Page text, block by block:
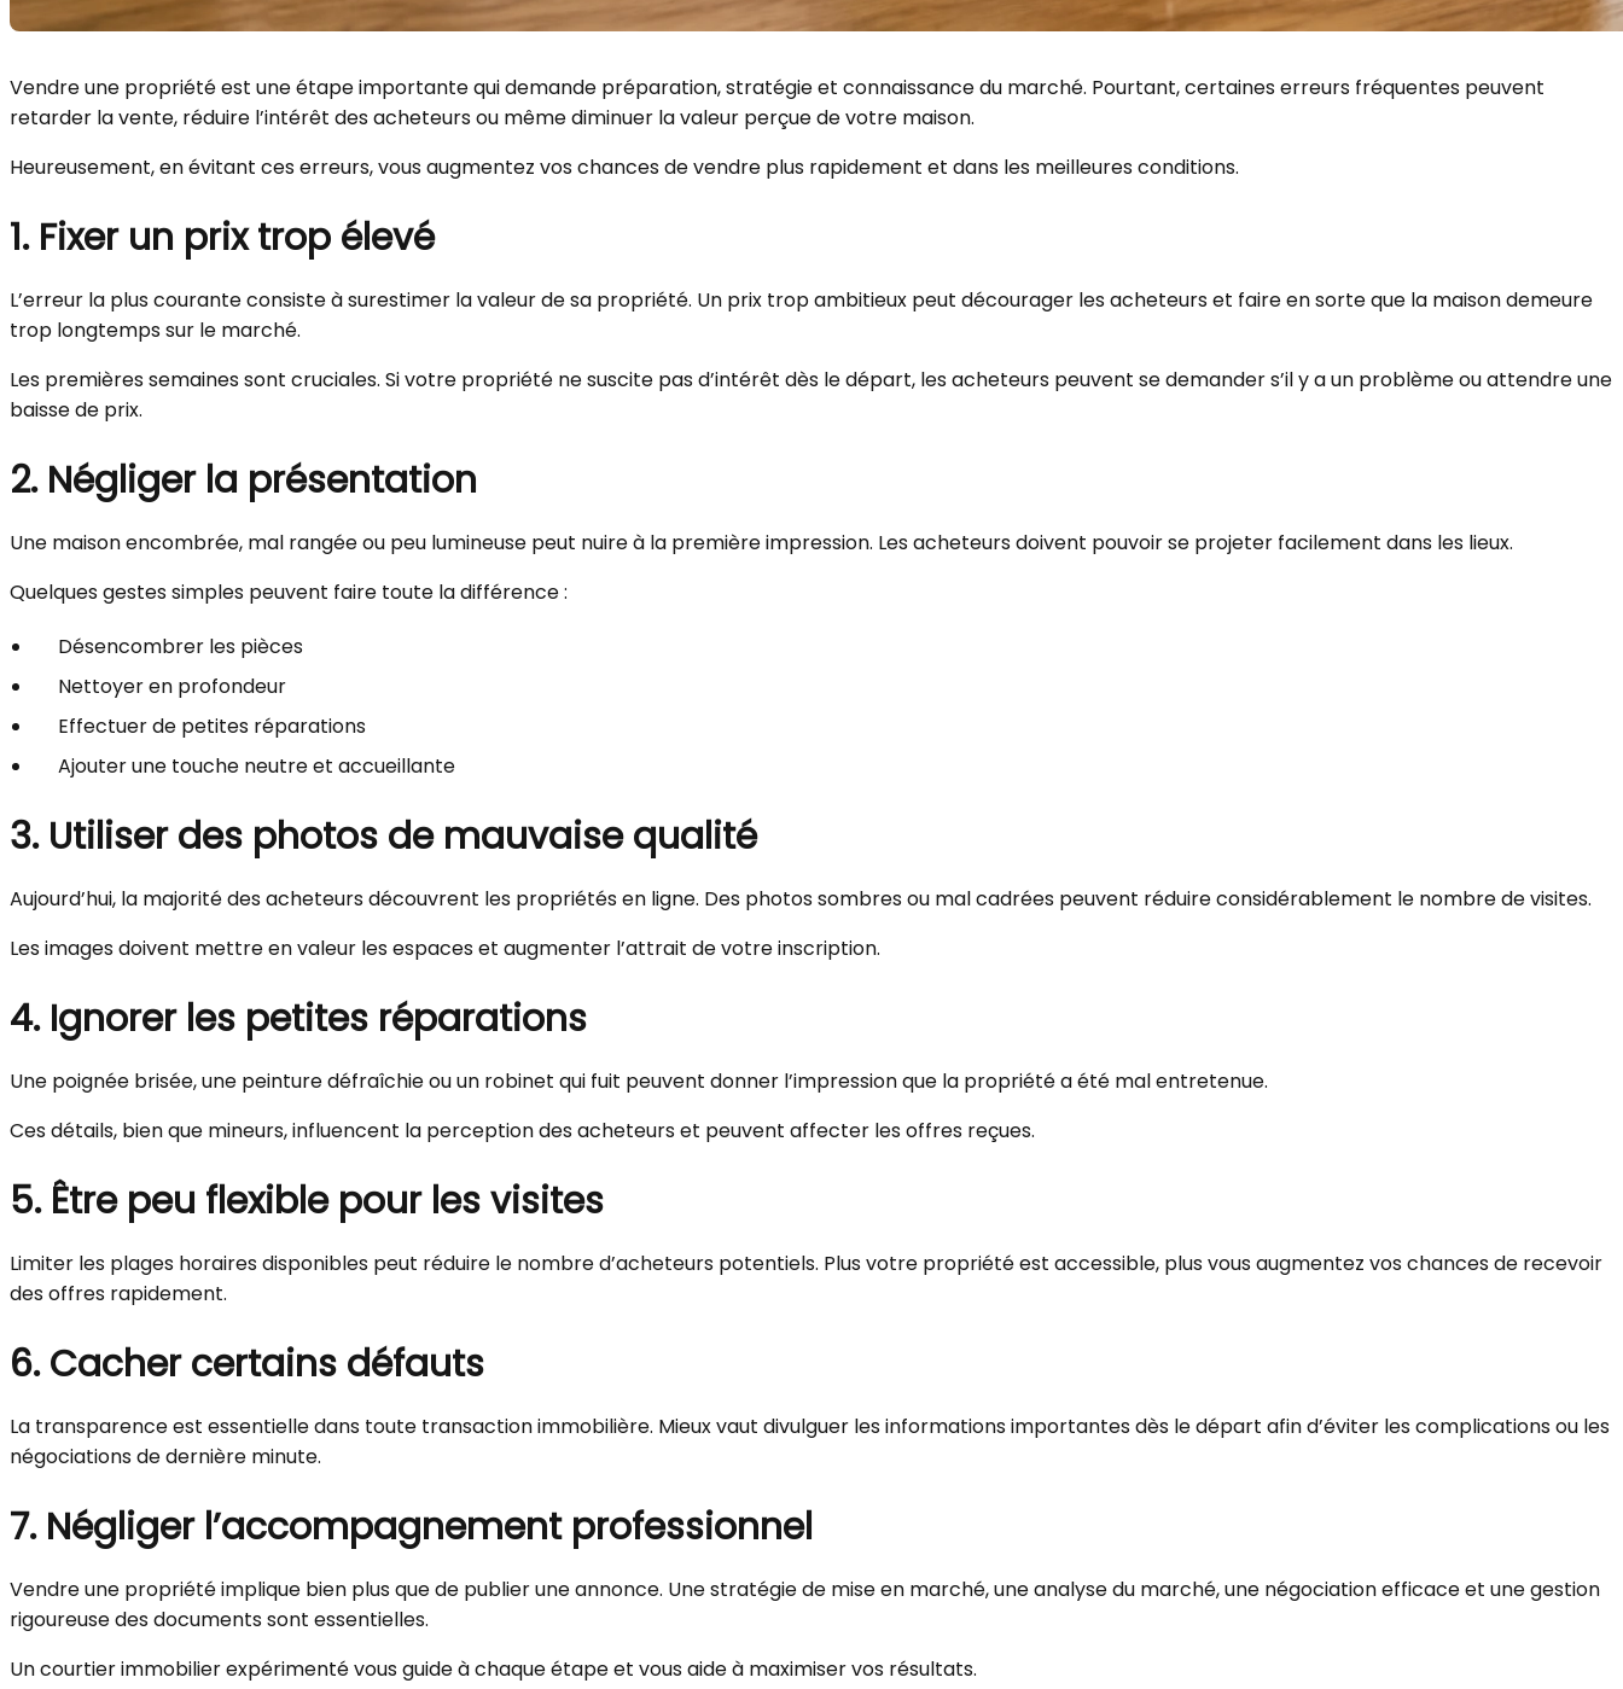
Vendre une propriété est une étape importante qui demande préparation, stratégie et connaissance du marché. Pourtant, certaines erreurs fréquentes peuvent
retarder la vente, réduire l’intérêt des acheteurs ou même diminuer la valeur perçue de votre maison.
Heureusement, en évitant ces erreurs, vous augmentez vos chances de vendre plus rapidement et dans les meilleures conditions.
1. Fixer un prix trop élevé
L’erreur la plus courante consiste à surestimer la valeur de sa propriété. Un prix trop ambitieux peut décourager les acheteurs et faire en sorte que la maison demeure
trop longtemps sur le marché.
Les premières semaines sont cruciales. Si votre propriété ne suscite pas d’intérêt dès le départ, les acheteurs peuvent se demander s’il y a un problème ou attendre une
baisse de prix.
2. Négliger la présentation
Une maison encombrée, mal rangée ou peu lumineuse peut nuire à la première impression. Les acheteurs doivent pouvoir se projeter facilement dans les lieux.
Quelques gestes simples peuvent faire toute la différence :
Désencombrer les pièces
Nettoyer en profondeur
Effectuer de petites réparations
Ajouter une touche neutre et accueillante
3. Utiliser des photos de mauvaise qualité
Aujourd’hui, la majorité des acheteurs découvrent les propriétés en ligne. Des photos sombres ou mal cadrées peuvent réduire considérablement le nombre de visites.
Les images doivent mettre en valeur les espaces et augmenter l’attrait de votre inscription.
4. Ignorer les petites réparations
Une poignée brisée, une peinture défraîchie ou un robinet qui fuit peuvent donner l’impression que la propriété a été mal entretenue.
Ces détails, bien que mineurs, influencent la perception des acheteurs et peuvent affecter les offres reçues.
5. Être peu flexible pour les visites
Limiter les plages horaires disponibles peut réduire le nombre d’acheteurs potentiels. Plus votre propriété est accessible, plus vous augmentez vos chances de recevoir
des offres rapidement.
6. Cacher certains défauts
La transparence est essentielle dans toute transaction immobilière. Mieux vaut divulguer les informations importantes dès le départ afin d’éviter les complications ou les
négociations de dernière minute.
7. Négliger l’accompagnement professionnel
Vendre une propriété implique bien plus que de publier une annonce. Une stratégie de mise en marché, une analyse du marché, une négociation efficace et une gestion
rigoureuse des documents sont essentielles.
Un courtier immobilier expérimenté vous guide à chaque étape et vous aide à maximiser vos résultats.